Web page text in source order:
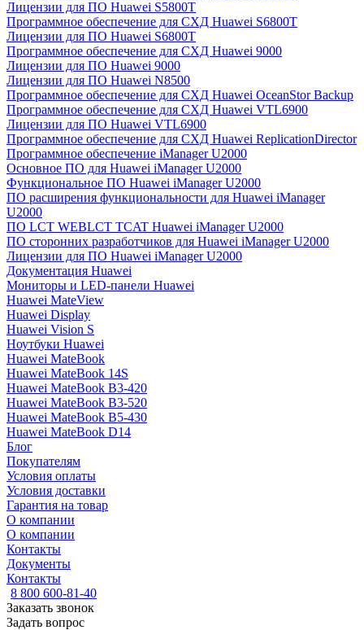
Лицензии для ПО Huawei S5800T
Программное обеспечение для СХД Huawei S6800T
Лицензии для ПО Huawei S6800T
Программное обеспечение для СХД Huawei 9000
Лицензии для ПО Huawei 9000
Лицензии для ПО Huawei N8500
Программное обеспечение для СХД Huawei OceanStor Backup
Программное обеспечение для СХД Huawei VTL6900
Лицензии для ПО Huawei VTL6900
Программное обеспечение для СХД Huawei ReplicationDirector
Программное обеспечение iManager U2000
Основное ПО для Huawei iManager U2000
Функциональное ПО Huawei iManager U2000
ПО расширения функциональности для Huawei iManager
U2000
ПО LCT WEBLCT TCAT Huawei iManager U2000
ПО сторонних разработчиков для Huawei iManager U2000
Лицензии для ПО Huawei iManager U2000
Документация Huawei
Мониторы и LED-панели Huawei
Huawei MateView
Huawei Display
Huawei Vision S
Ноутбуки Huawei
Huawei MateBook
Huawei MateBook 14S
Huawei MateBook B3-420
Huawei MateBook B3-520
Huawei MateBook B5-430
Huawei MateBook D14
Блог
Покупателям
Условия оплаты
Условия доставки
Гарантия на товар
О компании
О компании
Контакты
Документы
Контакты
8 800 600-81-40
Заказать звонок
Задать вопрос